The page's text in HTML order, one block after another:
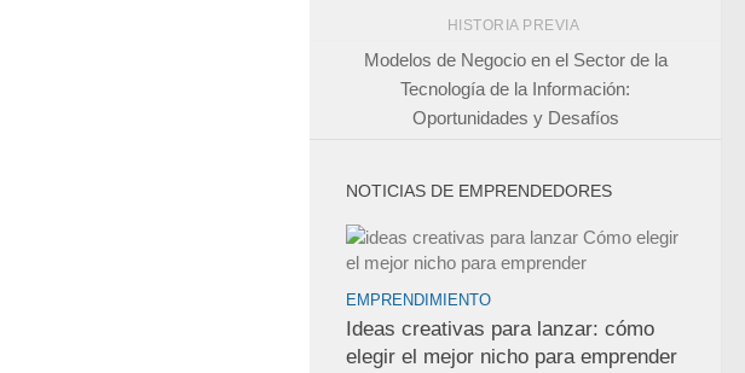
HISTORIA PREVIA
Modelos de Negocio en el Sector de la
Tecnología de la Información:
Oportunidades y Desafíos
NOTICIAS DE EMPRENDEDORES
EMPRENDIMIENTO
Ideas creativas para lanzar: cómo
elegir el mejor nicho para emprender